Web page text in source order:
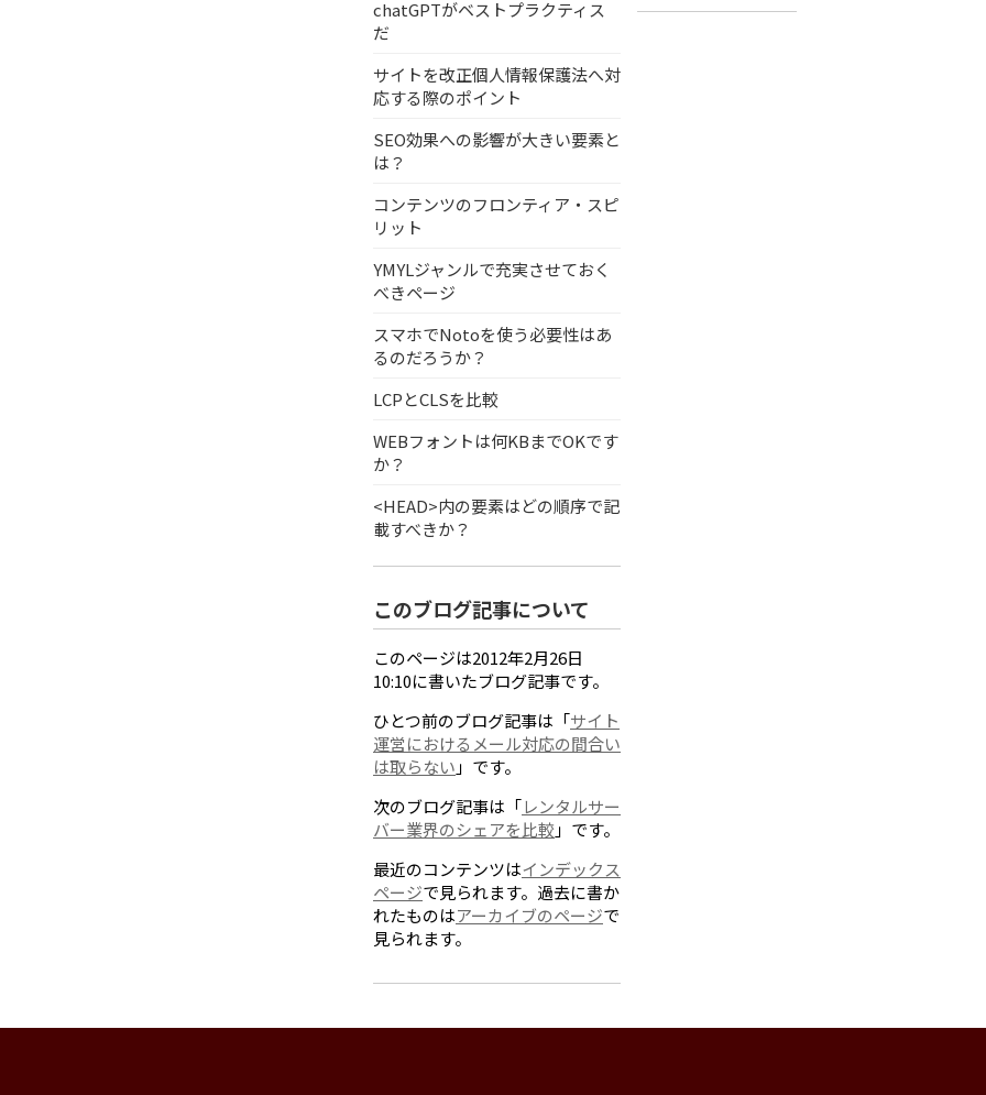
chatGPTがベストプラクティス
だ
サイトを改正個人情報保護法へ対
応する際のポイント
SEO効果への影響が大きい要素と
は？
コンテンツのフロンティア・スピ
リット
YMYLジャンルで充実させておく
べきページ
スマホでNotoを使う必要性はあ
るのだろうか？
LCPとCLSを比較
WEBフォントは何KBまでOKです
か？
<HEAD>内の要素はどの順序で記
載すべきか？
このブログ記事について
このページは2012年2月26日
10:10に書いたブログ記事です。
ひとつ前のブログ記事は「サイト
運営におけるメール対応の間合い
は取らない 」です。
次のブログ記事は「レンタルサー
バー業界のシェアを比較 」です。
最近のコンテンツはインデックス
ページで見られます。過去に書か
れたものはアーカイブのページで
見られます。